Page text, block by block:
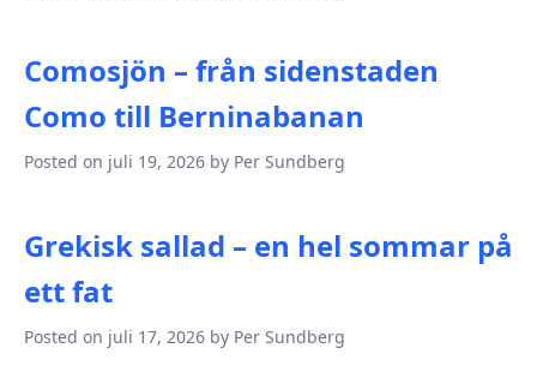
Comosjön – från sidenstaden
Como till Berninabanan
Posted on juli 19, 2026 by Per Sundberg
Grekisk sallad – en hel sommar på
ett fat
Posted on juli 17, 2026 by Per Sundberg